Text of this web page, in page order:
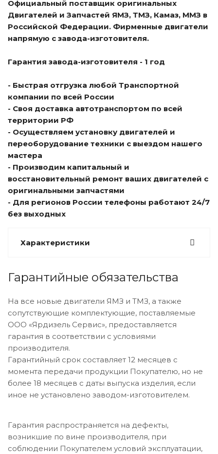
Официальный поставщик оригинальных
Двигателей и Запчастей ЯМЗ, ТМЗ, Камаз, ММЗ в
Российской Федерации. Фирменные двигатели
напрямую с завода-изготовителя.
Гарантия завода-изготовителя - 1 год
- Быстрая отгрузка любой Транспортной
компании по всей России
- Своя доставка автотранспортом по всей
территории РФ
- Осуществляем установку двигателей и
переоборудование техники с выездом нашего
мастера
- Производим капитальный и
восстановительный ремонт ваших двигателей с
оригинальными запчастями
- Для регионов России телефоны работают 24/7
без выходных
Характеристики
Гарантийные обязательства
На все новые двигатели ЯМЗ и ТМЗ, а также
сопутствующие комплектующие, поставляемые
ООО «Ярдизель Сервис», предоставляется
гарантия в соответствии с условиями
производителя.
Гарантийный срок составляет 12 месяцев с
момента передачи продукции Покупателю, но не
более 18 месяцев с даты выпуска изделия, если
иное не установлено заводом-изготовителем.
Гарантия распространяется на дефекты,
возникшие по вине производителя, при
соблюдении Покупателем условий эксплуатации,